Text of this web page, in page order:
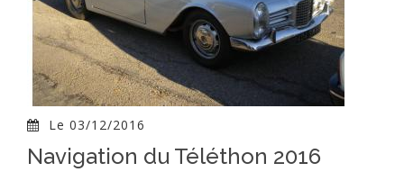
Le 03/12/2016
Navigation du Téléthon 2016